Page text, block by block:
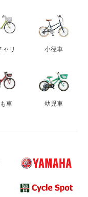
ャリ 小径車
車 幼児車